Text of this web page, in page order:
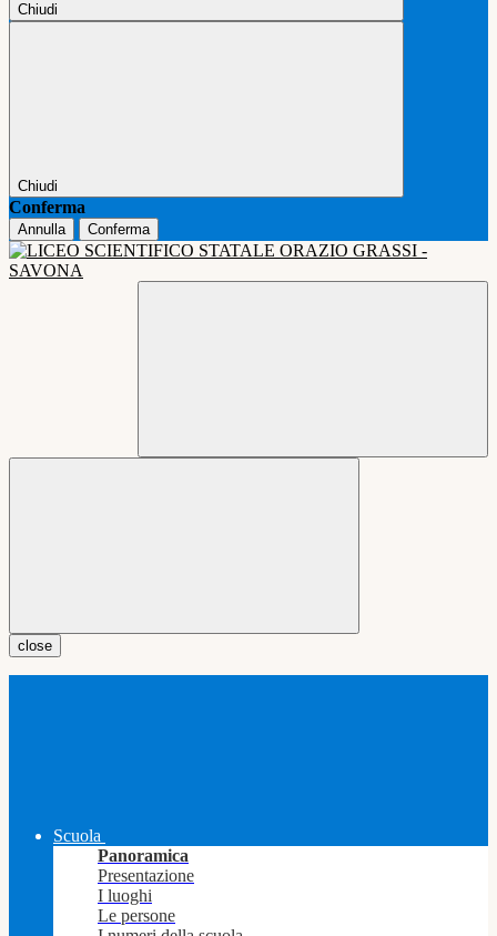
Chiudi
Chiudi
Conferma
Annulla Conferma
close
Scuola
Panoramica
Presentazione
I luoghi
Le persone